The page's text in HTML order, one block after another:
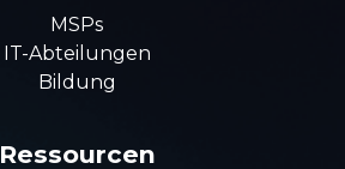
MSPs
IT-Abteilungen
Bildung
Ressourcen